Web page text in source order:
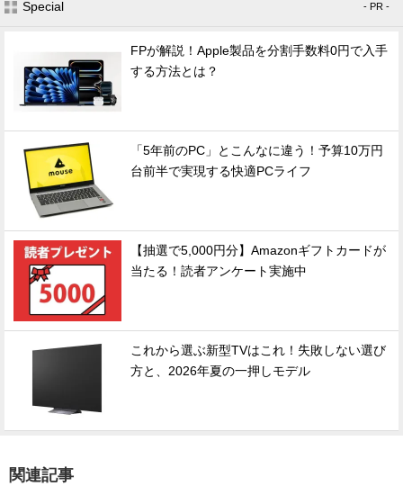
Special - PR -
FPが解説！Apple製品を分割手数料0円で入手
する方法とは？
「5年前のPC」とこんなに違う！予算10万円
台前半で実現する快適PCライフ
【抽選で5,000円分】Amazonギフトカードが
当たる！読者アンケート実施中
これから選ぶ新型TVはこれ！失敗しない選び
方と、2026年夏の一押しモデル
関連記事